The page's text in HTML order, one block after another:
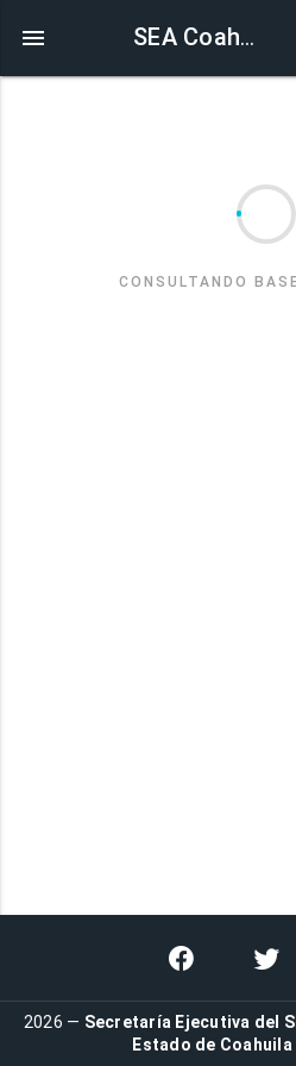
SEA Coahuila
CONSULTANDO
2026 — Secretaría Ejecutiva del
Estado de